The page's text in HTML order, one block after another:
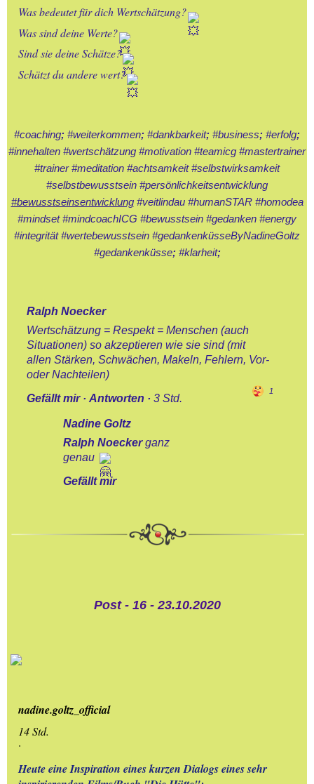
17.-BINGEN am RHEIN-
diverse FAHRTEN mit MARY
ROOS
18.-ROBBY`s Abschied in
19.-Cycel - Event - Oldenburg
- 23.05.2014
20.-. - SPORT -
EREIGNISSE
21.-.-FOTO - SHOOTINGS
23.-LM - B.BALANCE-
TRAINER-1
24.-LM - B.BALANCE-
25.-LES MILLS-AKTIVA
26.-SELECTION-AKTIVIA
Was bedeutet für dich Wertschätzung?
Was sind deine Werte?
Sind sie deine Schätze?
Schätzt du andere wert?
#coaching; #weiterkommen; #dankbarkeit; #business; #erfolg;
#innehalten #wertschätzung #motivation #teamicg #mastertrainer
#trainer #meditation #achtsamkeit #selbstwirksamkeit
#selbstbewusstsein #persönlichkeitsentwicklung
#bewusstseinsentwicklung #veitlindau #humanSTAR #homodea
#mindset #mindcoachICG #bewusstsein #gedanken #energy
#integrität #wertebewusstsein #gedankenküsseByNadineGoltz
#gedankenküsse; #klarheit;
Ralph Noecker
Wertschätzung = Respekt = Menschen (auch
Situationen) so akzeptieren wie sie sind (mit
allen Stärken, Schwächen, Makeln, Fehlern, Vor-
oder Nachteilen)
1
Gefällt mir· Antworten · 3 Std.
Nadine Goltz
Ralph Noeckerganz
genau
Gefällt mir
Post - 16 - 23.10.2020
nadine.goltz_official
14 Std.
·
Heute eine Inspiration eines kurzen Dialogs eines sehr